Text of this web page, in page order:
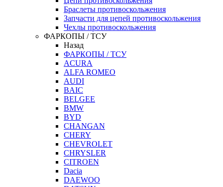
Браслеты противоскольжения
Запчасти для цепей противоскольжения
Чехлы противоскольжения
ФАРКОПЫ / ТСУ
Назад
ФАРКОПЫ / ТСУ
ACURA
ALFA ROMEO
AUDI
BAIC
BELGEE
BMW
BYD
CHANGAN
CHERY
CHEVROLET
CHRYSLER
CITROEN
Dacia
DAEWOO